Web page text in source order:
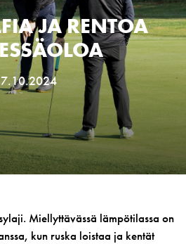
JA RENTOA
7.10.2024
Miellyttävässä lämpötilassa on
kun ruska loistaa ja kentät